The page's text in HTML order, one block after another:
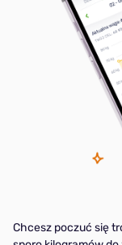
Chcesz poczuć się